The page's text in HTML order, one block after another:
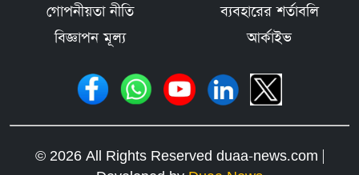
গোপনীয়তা নীতি
ব্যবহারের শর্তাবলি
বিজ্ঞাপন মূল্য
আর্কাইভ
© 2026 All Rights Reserved duaa-news.com |